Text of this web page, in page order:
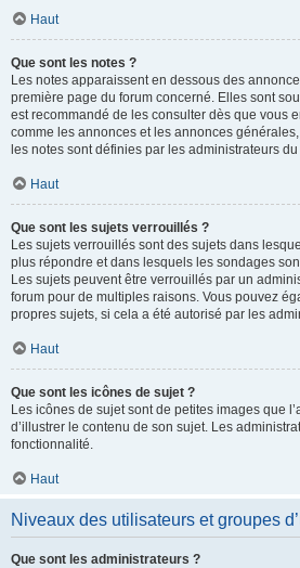
Haut
Que sont les notes ?
Les notes apparaissent en dessous des
première page du forum concerné. Elles sont
est recommandé de les consulter dès que vous
comme les annonces et les annonces
les notes sont définies par les administrateurs
Haut
Que sont les sujets verrouillés ?
Les sujets verrouillés sont des sujets dans
plus répondre et dans lesquels les sondages
Les sujets peuvent être verrouillés par un
forum pour de multiples raisons. Vous pouvez
propres sujets, si cela a été autorisé par les
Haut
Que sont les icônes de sujet ?
Les icônes de sujet sont de petites images que
d’illustrer le contenu de son sujet. Les
fonctionnalité.
Haut
Niveaux des utilisateurs et groupes
Que sont les administrateurs ?